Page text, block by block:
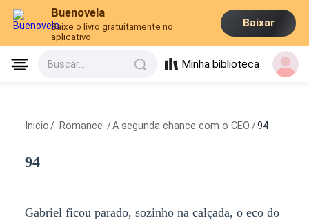
Buenovela
Baixe o livro gratuitamente no
aplicativo
Baixar
Buscar... Minha biblioteca
Inicio / Romance /A segunda chance com o CEO /94
94
Gabriel ficou parado, sozinho na calçada, o eco do